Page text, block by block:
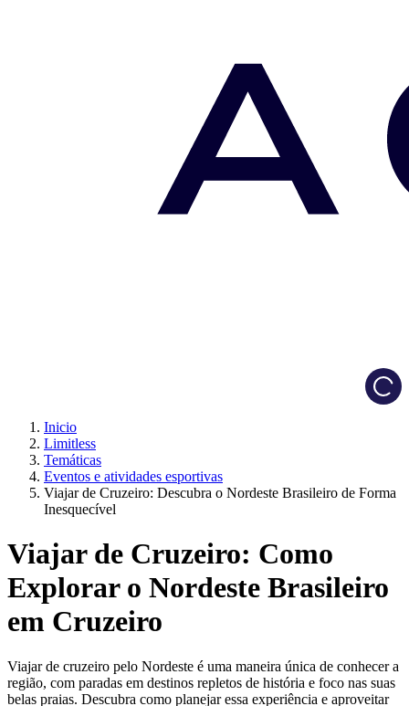
Inicio
Limitless
Temáticas
Eventos e atividades esportivas
Viajar de Cruzeiro: Descubra o Nordeste Brasileiro de Forma
Inesquecível
Viajar de Cruzeiro: Como
Explorar o Nordeste Brasileiro
em Cruzeiro
Viajar de cruzeiro pelo Nordeste é uma maneira única de conhecer a
região, com paradas em destinos repletos de história e foco nas suas
belas praias. Descubra como planejar essa experiência e aproveitar